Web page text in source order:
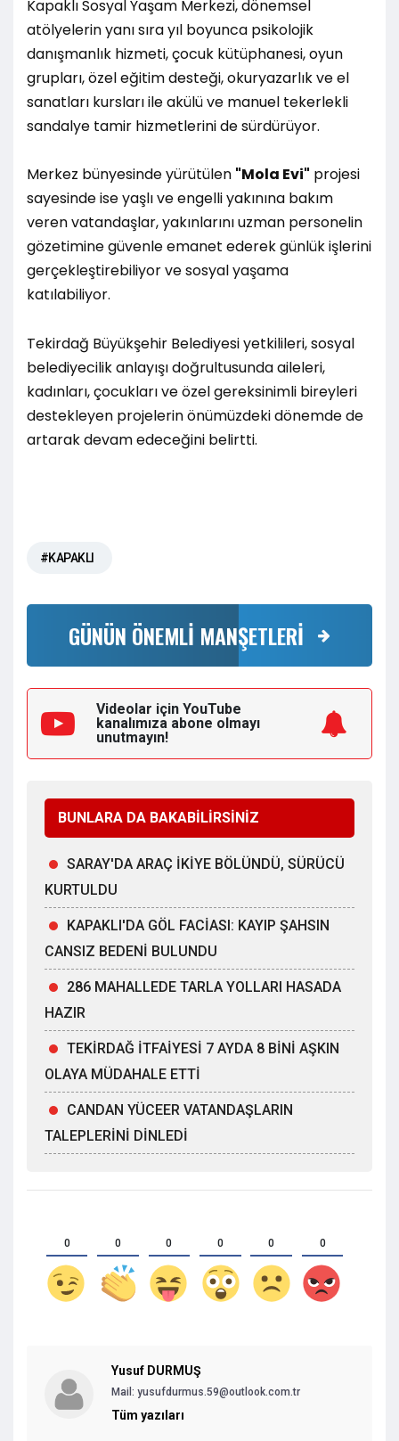
Kapaklı Sosyal Yaşam Merkezi, dönemsel
atölyelerin yanı sıra yıl boyunca psikolojik
danışmanlık hizmeti, çocuk kütüphanesi, oyun
grupları, özel eğitim desteği, okuryazarlık ve el
sanatları kursları ile akülü ve manuel tekerlekli
sandalye tamir hizmetlerini de sürdürüyor.
Merkez bünyesinde yürütülen "Mola Evi" projesi
sayesinde ise yaşlı ve engelli yakınına bakım
veren vatandaşlar, yakınlarını uzman personelin
gözetimine güvenle emanet ederek günlük işlerini
gerçekleştirebiliyor ve sosyal yaşama
katılabiliyor.
Tekirdağ Büyükşehir Belediyesi yetkilileri, sosyal
belediyecilik anlayışı doğrultusunda aileleri,
kadınları, çocukları ve özel gereksinimli bireyleri
destekleyen projelerin önümüzdeki dönemde de
artarak devam edeceğini belirtti.
#KAPAKLI
GÜNÜN ÖNEMLİ MANŞETLERİ
Videolar için YouTube
kanalımıza abone olmayı
unutmayın!
BUNLARA DA BAKABİLİRSİNİZ
SARAY'DA ARAÇ İKİYE BÖLÜNDÜ, SÜRÜCÜ
KURTULDU
KAPAKLI'DA GÖL FACİASI: KAYIP ŞAHSIN
CANSIZ BEDENİ BULUNDU
286 MAHALLEDE TARLA YOLLARI HASADA
HAZIR
TEKİRDAĞ İTFAİYESİ 7 AYDA 8 BİNİ AŞKIN
OLAYA MÜDAHALE ETTİ
CANDAN YÜCEER VATANDAŞLARIN
TALEPLERİNİ DİNLEDİ
0 0 0 0 0 0
Yusuf DURMUŞ
Mail: yusufdurmus.59@outlook.com.tr
Tüm yazıları